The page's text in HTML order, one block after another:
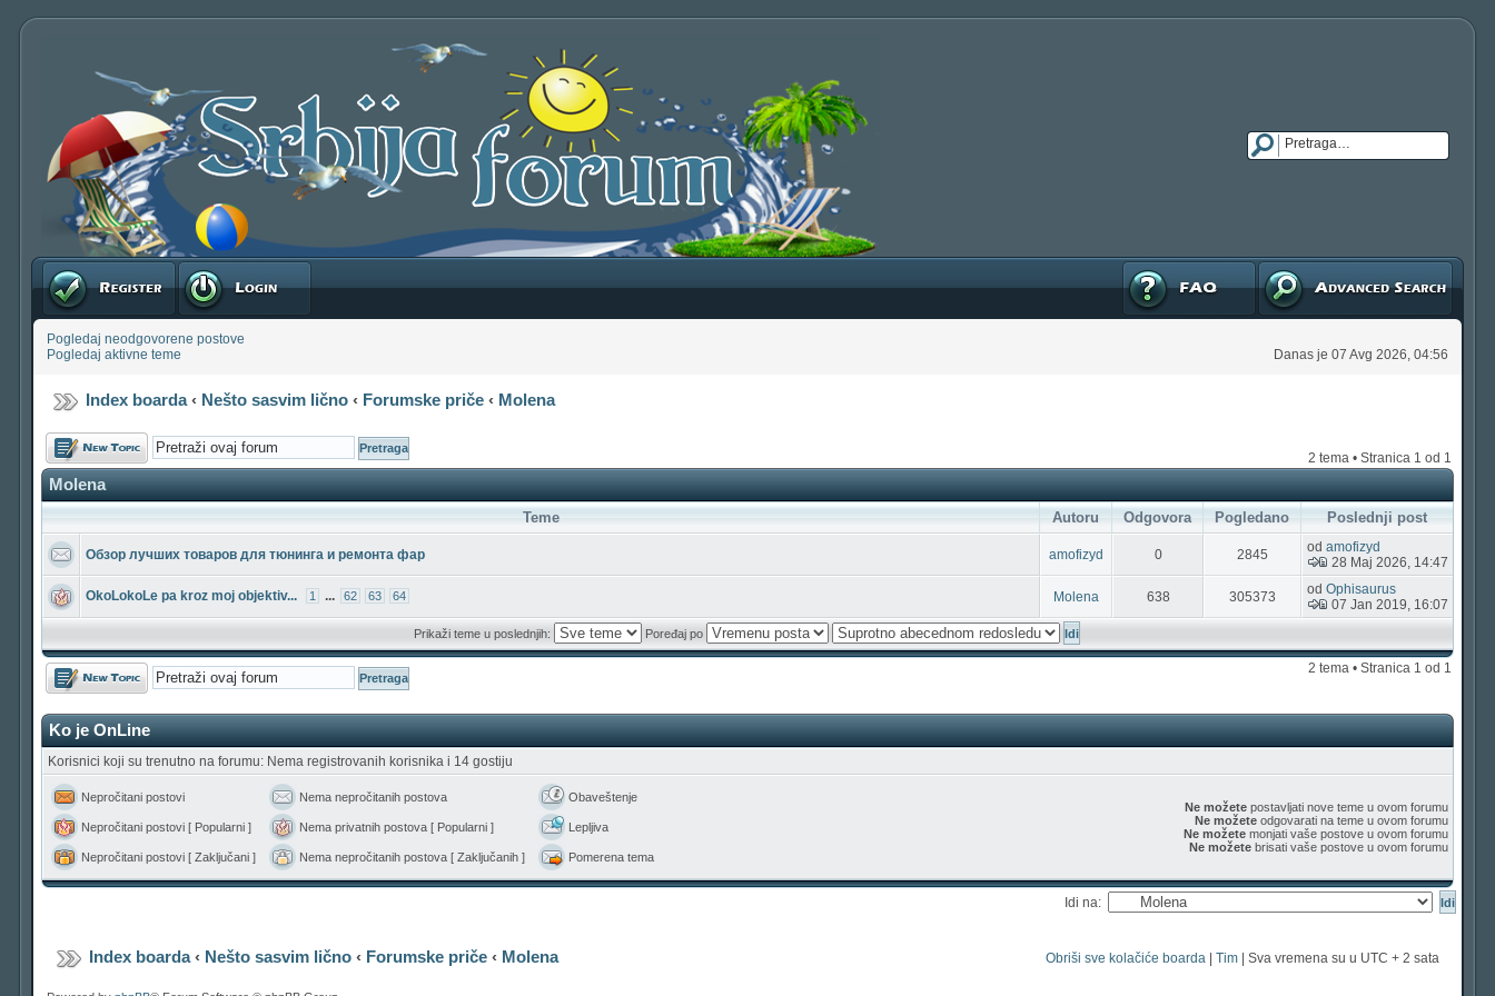
Registruj se Prijavite se Napredna pretraga
FAQ
Pogledaj neodgovorene postove
Pogledaj aktivne teme
Danas je 07 Avg 2026, 04:56
Index boarda‹ Nešto sasvim lično ‹ Forumske priče ‹ Molena
Počni novu temu
2 tema • Stranica 1 od 1
Molena
Teme Autoru Odgovora Pogledano Poslednji post
Обзор лучших товаров для тюнинга и ремонта фар amofizyd 0 2845 od amofizyd
28 Maj 2026, 14:47
OkoLokoLe pa kroz moj objektiv... 1 ... 62 63 64 Molena 638 305373 od Ophisaurus
07 Jan 2019, 16:07
Prikaži teme u poslednjih: Poređaj po
Počni novu temu 2 tema • Stranica 1 od 1
Ko je OnLine
Korisnici koji su trenutno na forumu: Nema registrovanih korisnika i 14 gostiju
Nepročitani postovi Nema nepročitanih postova Obaveštenje
Nepročitani postovi [ Popularni ] Nema privatnih postova [ Popularni ] Lepljiva
Nepročitani postovi [ Zaključani ] Nema nepročitanih postova [ Zaključanih ] Pomerena tema
Ne možete postavljati nove teme u ovom forumu
Ne možete odgovarati na teme u ovom forumu
Ne možete monjati vaše postove u ovom forumu
Ne možete brisati vaše postove u ovom forumu
Idi na:
Index boarda‹ Nešto sasvim lično ‹ Forumske priče ‹ Molena Obriši sve kolačiće boarda Tim | Sva vremena su u UTC + 2 sata